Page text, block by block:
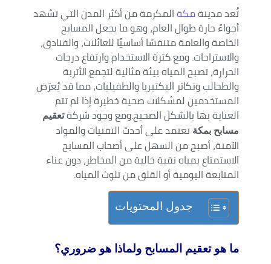
تُعد مدينةمكةالمكرمة من أكثر المدن التي تشهد
أجواءً حارة طوال العام، وهو ما يجعل المسابح
الخاصة والعامة متنفسًا أساسيًا للعائلات، والفنادق،
والاستراحات. ومع كثرة الاستخدام وارتفاع درجات
الحرارة، تصبح المياه بيئة مثالية لتجمع الأتربة
والطحالب وتكاثر البكتيريا والطفيليات، مما قد يُعرّض
المستخدمين لمشكلات صحية خطيرة إذا لم تتم
العناية بها بالشكل الصحيح.ومع وجود شركةتعقيم
مسابح بمكة تعتمد على أحدث التقنيات والمواد
الآمنة، أصبح من السهل على أصحاب المسابح
الاستمتاع بمياه نقية خالية من المخاطر، دون عناء
المتابعة اليومية أو القلق من تلوث المياه.
جدول المحتويات
ما هو تعقيم المسابح ولماذا هو ضروري؟